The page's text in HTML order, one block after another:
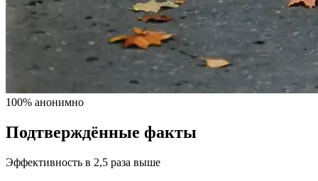
100% анонимно
Подтверждённые факты
Эффективность в 2,5 раза выше